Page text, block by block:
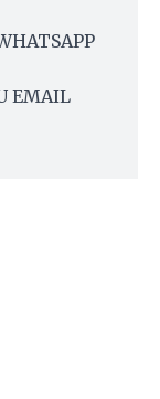
EMAIL